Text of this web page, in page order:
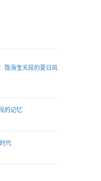
陇海宝天段的夏日风
的记忆
代